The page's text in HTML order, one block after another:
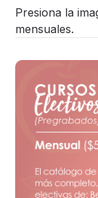
Presiona la
mensuales.